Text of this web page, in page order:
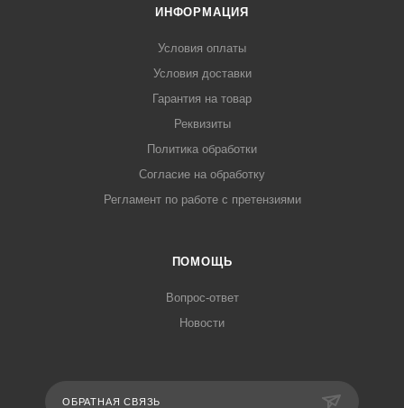
ИНФОРМАЦИЯ
Условия оплаты
Условия доставки
Гарантия на товар
Реквизиты
Политика обработки
Согласие на обработку
Регламент по работе с претензиями
ПОМОЩЬ
Вопрос-ответ
Новости
ОБРАТНАЯ СВЯЗЬ